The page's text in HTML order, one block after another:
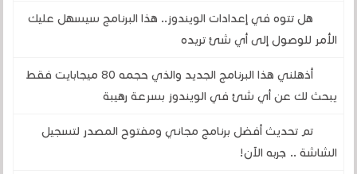
هل تتوه في إعدادات الويندوز.. هذا البرنامج سيسهل عليك
الأمر للوصول إلى أي شئ تريده
أذهلني هذا البرنامج الجديد والذي حجمه 80 ميجابايت فقط
يبحث لك عن أي شئ في الويندوز بسرعة رهيبة
تم تحديث أفضل برنامج مجاني ومفتوح المصدر لتسجيل
الشاشة .. جربه الآن!